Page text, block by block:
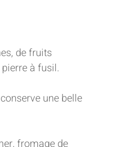
de fruits
à fusil.
une belle
fromage de